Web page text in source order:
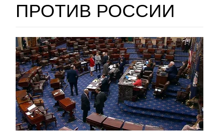
ПРОТИВ РОССИИ